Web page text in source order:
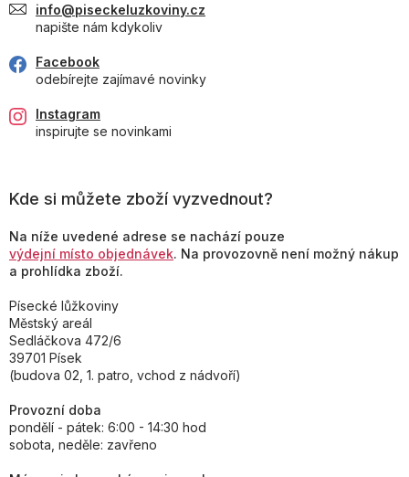
info@piseckeluzkoviny.cz
napište nám kdykoliv
Facebook
odebírejte zajímavé novinky
Instagram
inspirujte se novinkami
Kde si můžete zboží vyzvednout?
Na níže uvedené adrese se nachází pouze
výdejní místo objednávek. Na provozovně není možný nákup
a prohlídka zboží.
Písecké lůžkoviny
Městský areál
Sedláčkova 472/6
39701 Písek
(budova 02, 1. patro, vchod z nádvoří)
Provozní doba
pondělí - pátek: 6:00 - 14:30 hod
sobota, neděle: zavřeno